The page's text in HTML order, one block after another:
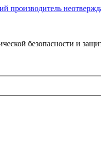
безопасности и